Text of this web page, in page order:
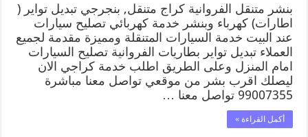
بنشر متنقل الفروانية كراج متنقل, بنجرجي تبديل تواير (
اطارات) كهرباء وبنشر خدمة كهربائي تصليح سيارات
عند البيت خدمة السيارات المتنقلة ومميزة مقدمة لجميع
العملاء تبديل تواير بطاريات الفروانية تصليح السيارات
امام المنزل وعلى الطريق اطلب خدمة كراجي الان
ليصلك اقرب بشر من موقعي تواصل معنا مباشرة
99007355 تواصل معنا …
أكمل القراءة »